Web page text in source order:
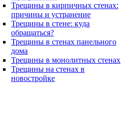
Трещины в кирпичных стенах:
причины и устранение
Трещины в стене: куда
обращаться?
Трещины в стенах панельного
дома
Трещины в монолитных стенах
Трещины на стенах в
новостройке